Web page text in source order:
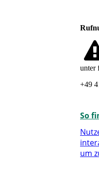
unter
+49
So
um